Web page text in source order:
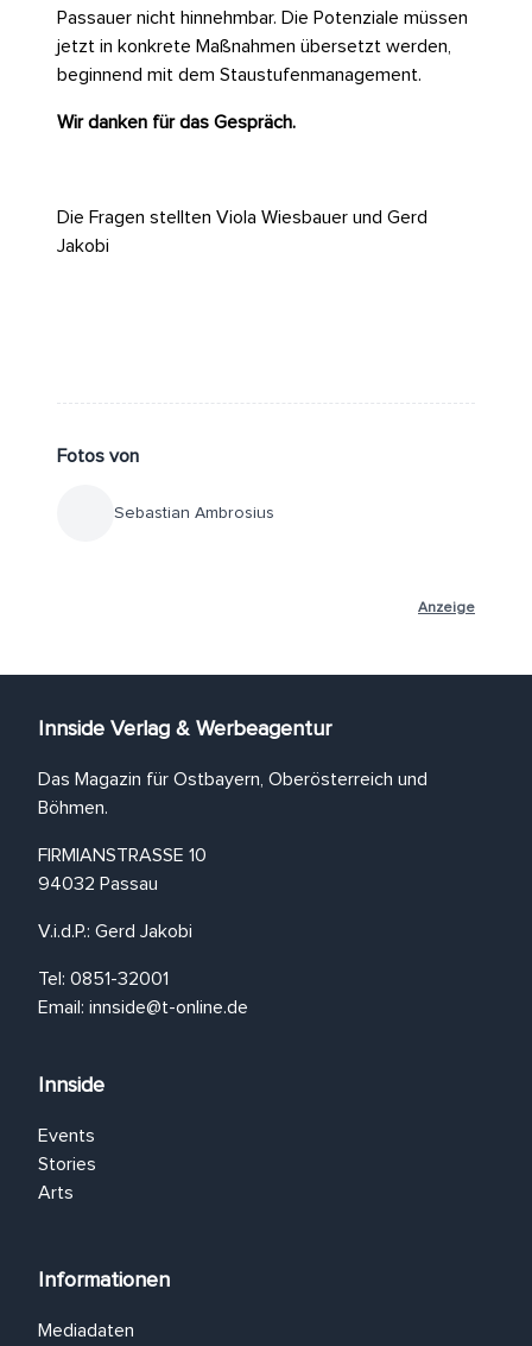
Passauer nicht hinnehmbar. Die Potenziale müssen
jetzt in konkrete Maßnahmen übersetzt werden,
beginnend mit dem Staustufenmanagement.
Wir danken für das Gespräch.
Die Fragen stellten Viola Wiesbauer und Gerd
Jakobi
Fotos von
Sebastian Ambrosius
Anzeige
Innside Verlag & Werbeagentur
Das Magazin für Ostbayern, Oberösterreich und
Böhmen.
FIRMIANSTRASSE 10
94032 Passau
V.i.d.P.: Gerd Jakobi
Tel: 0851-32001
Email: innside@t-online.de
Innside
Events
Stories
Arts
Informationen
Mediadaten